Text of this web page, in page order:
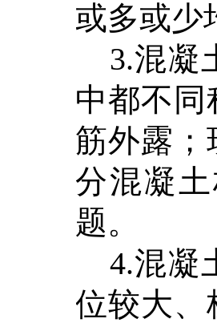
或多或少
3.混凝
中都不同
筋外露；
分混凝
题。
4.混凝
位较大、